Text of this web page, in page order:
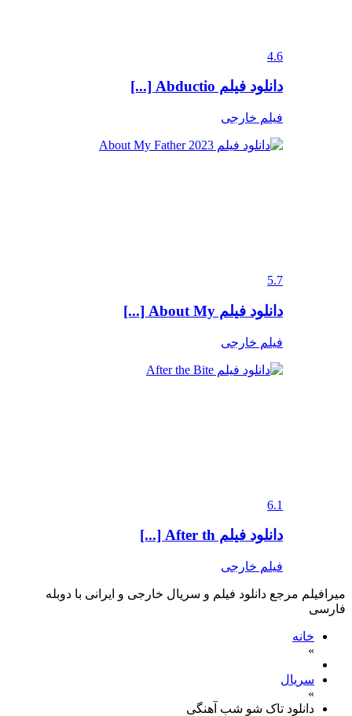
4.6
دانلود فیلم Abductio [...]
فیلم خارجی
5.7
دانلود فیلم About My [...]
فیلم خارجی
6.1
دانلود فیلم After th [...]
فیلم خارجی
میرافیلم مرجع دانلود فیلم و سریال خارجی و ایرانی با دوبله
فارسی
خانه
»
سریال
»
دانلود تاک شو شب آهنگی